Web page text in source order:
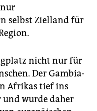
selbst Zielland für
nicht nur für
Der Gambia-
Afrikas tief ins
wurde daher